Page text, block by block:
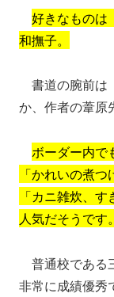
好きなものは
和撫子。
書道の腕前は
か、作者の葦原
ボーダー内で
「かれいの煮
「カニ雑炊、
人気だそうです。
普通校である
非常に成績優秀